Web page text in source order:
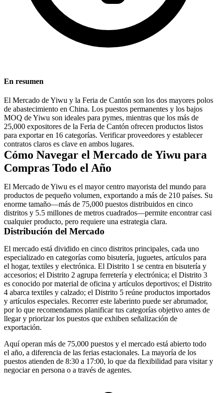
En resumen
El Mercado de Yiwu y la Feria de Cantón son los dos mayores polos
de abastecimiento en China. Los puestos permanentes y los bajos
MOQ de Yiwu son ideales para pymes, mientras que los más de
25,000 expositores de la Feria de Cantón ofrecen productos listos
para exportar en 16 categorías. Verificar proveedores y establecer
contratos claros es clave en ambos lugares.
Cómo Navegar el Mercado de Yiwu para
Compras Todo el Año
El Mercado de Yiwu es el mayor centro mayorista del mundo para
productos de pequeño volumen, exportando a más de 210 países. Su
enorme tamaño—más de 75,000 puestos distribuidos en cinco
distritos y 5.5 millones de metros cuadrados—permite encontrar casi
cualquier producto, pero requiere una estrategia clara.
Distribución del Mercado
El mercado está dividido en cinco distritos principales, cada uno
especializado en categorías como bisutería, juguetes, artículos para
el hogar, textiles y electrónica. El Distrito 1 se centra en bisutería y
accesorios; el Distrito 2 agrupa ferretería y electrónica; el Distrito 3
es conocido por material de oficina y artículos deportivos; el Distrito
4 abarca textiles y calzado; el Distrito 5 reúne productos importados
y artículos especiales. Recorrer este laberinto puede ser abrumador,
por lo que recomendamos planificar tus categorías objetivo antes de
llegar y priorizar los puestos que exhiben señalización de
exportación.
Aquí operan más de 75,000 puestos y el mercado está abierto todo
el año, a diferencia de las ferias estacionales. La mayoría de los
puestos atienden de 8:30 a 17:00, lo que da flexibilidad para visitar y
negociar en persona o a través de agentes.